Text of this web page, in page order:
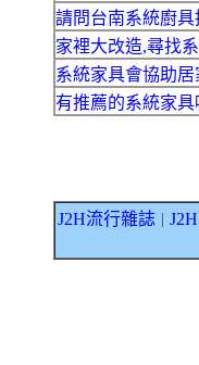
請問台南系統廚具
家裡大改造,尋找
系統家具會協助居
有推薦的系統家具
J2H流行雜誌 J2H